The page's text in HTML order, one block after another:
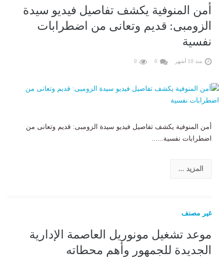
أمن المنوفية يكشف تفاصيل فيديو سيدة
الزومبى: قديم وتعانى من اضطرابات
نفسية
منذ 10 أشهر 0
0
أمن المنوفية يكشف تفاصيل فيديو سيدة الزومبى: قديم وتعانى من
اضطرابات نفسية......
المزيد ...
غير مصنف
موعد تشغيل مونوريل العاصمة الإدارية
الجديدة للجمهور وأهم محطاته